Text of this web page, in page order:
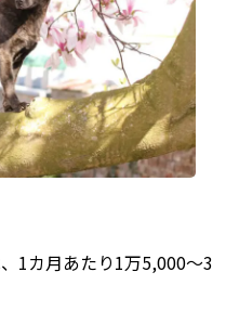
1カ月あたり1万5,000～3